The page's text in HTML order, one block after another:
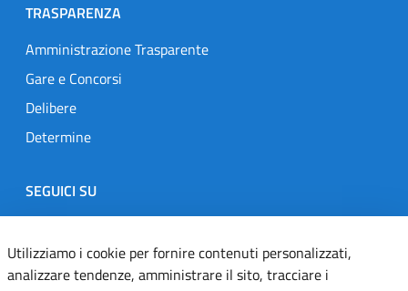
TRASPARENZA
Amministrazione Trasparente
Gare e Concorsi
Delibere
Determine
SEGUICI SU
Designers Italia
TwitterInstagramYoutubeLinkedin
Utilizziamo i cookie per fornire contenuti personalizzati,
analizzare tendenze, amministrare il sito, tracciare i